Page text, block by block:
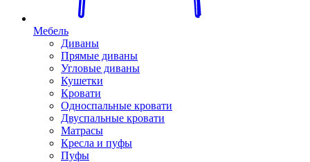
Мебель
Диваны
Прямые диваны
Угловые диваны
Кушетки
Кровати
Односпальные кровати
Двуспальные кровати
Матрасы
Кресла и пуфы
Пуфы